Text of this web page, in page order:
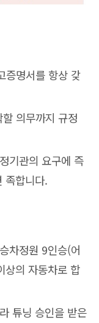
증명서를 항상 갖
의무까지 규정
기관의 요구에 즉
족합니다.
차정원 9인승(어
상의 자동차로 합
튜닝 승인을 받은